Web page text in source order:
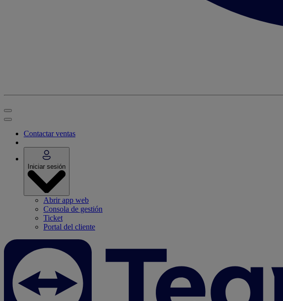
Contactar ventas
Iniciar sesión
Abrir app web
Consola de gestión
Ticket
Portal del cliente